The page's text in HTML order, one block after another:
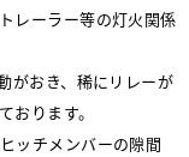
レーラー等の灯火関係
がおき、稀にリレーが
おります。
ッチメンバーの隙間